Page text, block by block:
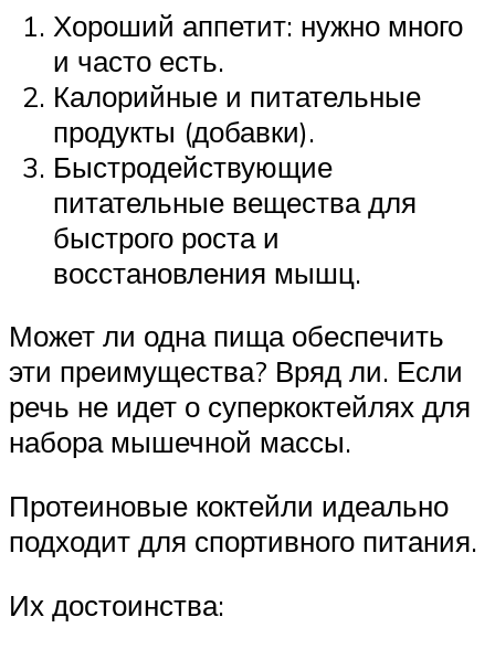
Хороший аппетит: нужно много
и часто есть.
Калорийные и питательные
продукты (добавки).
Быстродействующие
питательные вещества для
быстрого роста и
восстановления мышц.
Может ли одна пища обеспечить
эти преимущества? Вряд ли. Если
речь не идет о суперкоктейлях для
набора мышечной массы.
Протеиновые коктейли идеально
подходит для спортивного питания.
Их достоинства: